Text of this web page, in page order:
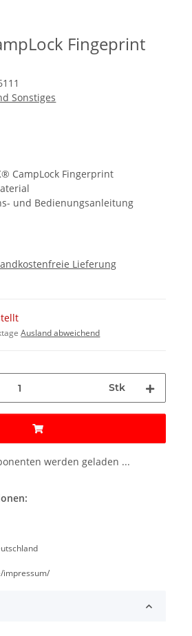
Fingeprint
Sonstiges
CampLock Fingerprint
und Bedienungsanleitung
Lieferung
Ausland abweichend
Stk
werden geladen ...
impressum/